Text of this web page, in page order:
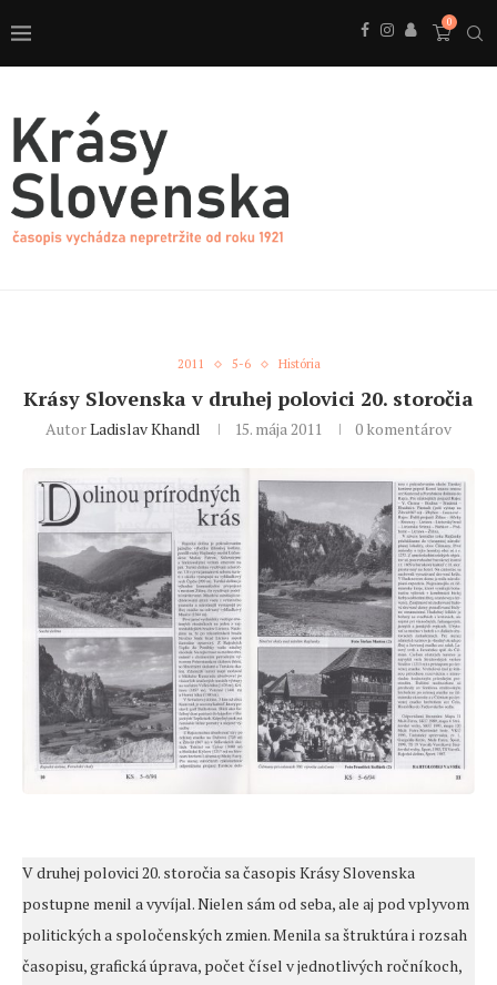
0
2011 5-6 História
Krásy Slovenska v druhej polovici 20. storočia
AutorLadislav Khandl 15. mája 2011 0 komentárov
V druhej polovici 20. storočia sa časopis Krásy Slovenska
postupne menil a vyvíjal. Nielen sám od seba, ale aj pod vplyvom
politických a spoločenských zmien. Menila sa štruktúra i rozsah
časopisu, grafická úprava, počet čísel v jednotlivých ročníkoch,